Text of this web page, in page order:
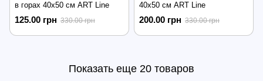
в горах 40х50 см ART Line
125.00 грн 330.00 грн
40х50 см ART Line
200.00 грн 330.00 грн
Показать еще 20 товаров